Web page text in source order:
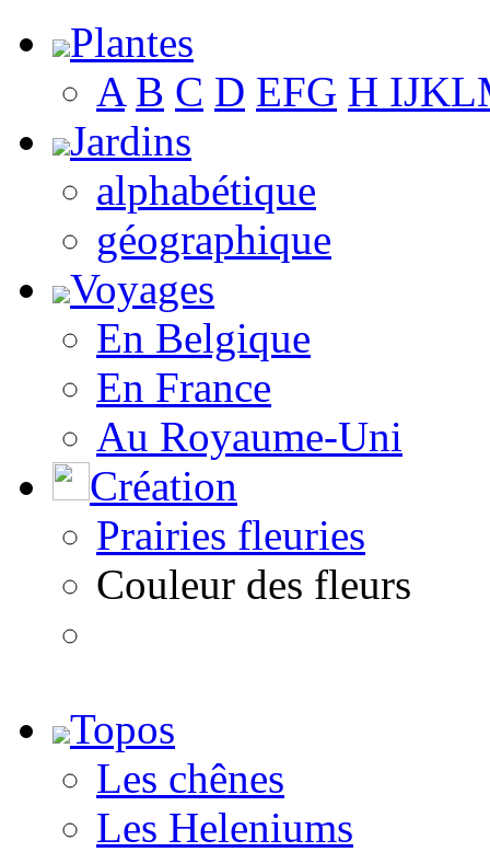
Plantes
A B C D EFG H IJKL
Jardins
alphabétique
géographique
Voyages
En Belgique
En France
Au Royaume-Uni
Création
Prairies fleuries
Couleur des fleurs
Topos
Les chênes
Les Heleniums